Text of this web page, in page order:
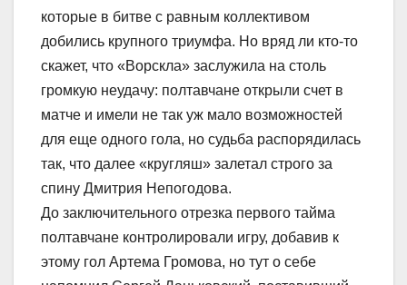
которые в битве с равным коллективом
добились крупного триумфа. Но вряд ли кто-то
скажет, что «Ворскла» заслужила на столь
громкую неудачу: полтавчане открыли счет в
матче и имели не так уж мало возможностей
для еще одного гола, но судьба распорядилась
так, что далее «кругляш» залетал строго за
спину Дмитрия Непогодова.
До заключительного отрезка первого тайма
полтавчане контролировали игру, добавив к
этому гол Артема Громова, но тут о себе